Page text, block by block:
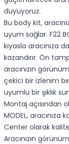
duyuyoruz.
Bu body kit,
uyum sağlar. F22
kıyasla aracınıza
kazandırır. Ön
aracınızın
çekici bir izlenim
uyumlu bir şıklık
Montaj açısından
MODEL,
Center olarak
Aracınızın